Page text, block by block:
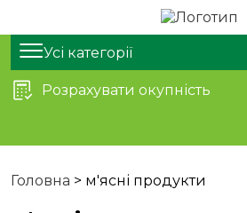
Обладнання
Послуги
Усі категорії
Розрахувати окупність
Головна > м'ясні продукти